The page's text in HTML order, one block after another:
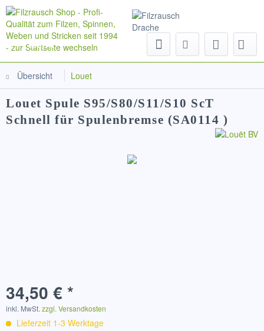
Menü
Übersicht Louet
Louet Spule S95/S80/S11/S10 ScT
Schnell für Spulenbremse (SA0114 )
34,50 € *
inkl. MwSt. zzgl. Versandkosten
Lieferzeit 1-3 Werktage